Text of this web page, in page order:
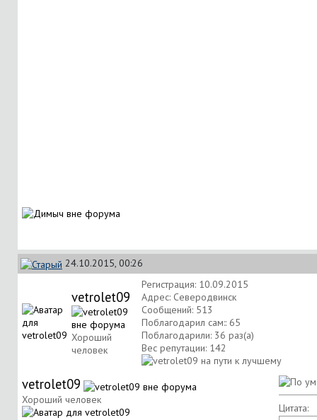
24.10.2015, 00:26
vetrolet09
Хороший
человек
Регистрация: 10.09.2015
Адрес: Северодвинск
Сообщений: 513
Поблагодарил сам:: 65
Поблагодарили: 36 раз(а)
Вес репутации: 142
vetrolet09
Хороший человек
Цитата: